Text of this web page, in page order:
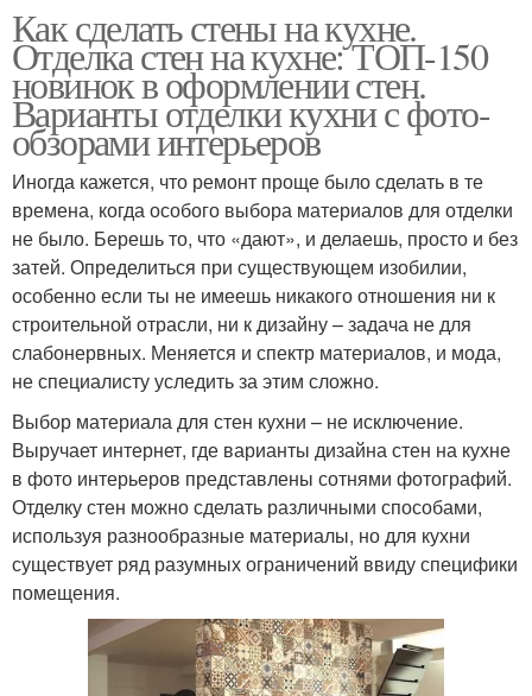
Как сделать стены на кухне.
Отделка стен на кухне: ТОП-150
новинок в оформлении стен.
Варианты отделки кухни с фото-
обзорами интерьеров
Иногда кажется, что ремонт проще было сделать в те
времена, когда особого выбора материалов для отделки
не было. Берешь то, что «дают», и делаешь, просто и без
затей. Определиться при существующем изобилии,
особенно если ты не имеешь никакого отношения ни к
строительной отрасли, ни к дизайну – задача не для
слабонервных. Меняется и спектр материалов, и мода,
не специалисту уследить за этим сложно.
Выбор материала для стен кухни – не исключение.
Выручает интернет, где варианты дизайна стен на кухне
в фото интерьеров представлены сотнями фотографий.
Отделку стен можно сделать различными способами,
используя разнообразные материалы, но для кухни
существует ряд разумных ограничений ввиду специфики
помещения.